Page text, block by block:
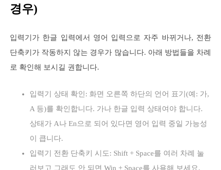
경우)
입력기가 한글 입력에서 영어 입력으로 자주 바뀌거나, 전환
단축키가 작동하지 않는 경우가 많습니다. 아래 방법들을 차례
로 확인해 보시길 권합니다.
입력기 상태 확인: 화면 오른쪽 하단의 언어 표기(예: 가,
A 등)를 확인합니다. 가나 한글 입력 상태여야 합니다.
상태가 A나 En으로 되어 있다면 영어 입력 중일 가능성
이 큽니다.
입력기 전환 단축키 시도: Shift + Space를 여러 차례 눌
러보고 그래도 안 되면 Win + Space를 사용해 보세요.